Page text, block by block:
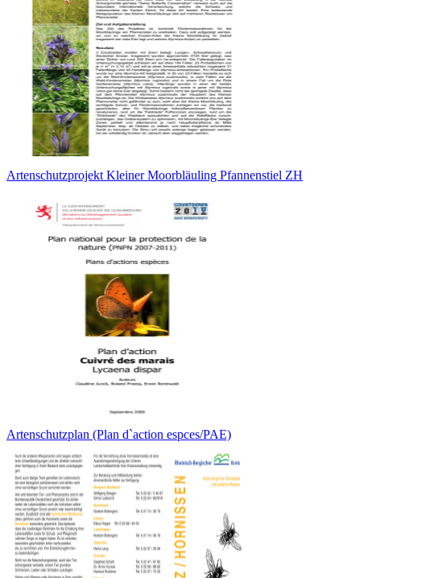
Artenschutzprojekt Kleiner Moorbläuling Pfannenstiel ZH
Artenschutzplan (Plan d`action espces/PAE)